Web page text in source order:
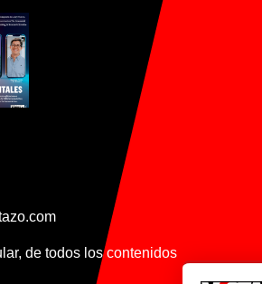
de todos los contenidos